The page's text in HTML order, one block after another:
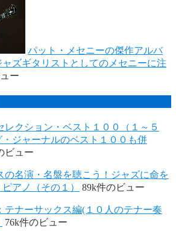
パット・メセニーの傑作アルバ
ャズギタリストとしてのメセニーに注
ー
レクション・ベスト１００（１～５
・ジャーナルのベスト１００も併
ビュー
の名演・名盤を聴こう！ジャズに命を
アノ（その１）
89k件のビュー
テナーサックス編(１０人のテナー奏
76k件のビュー